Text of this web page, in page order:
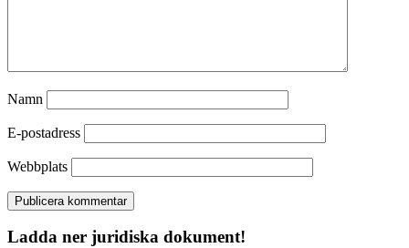
Namn
E-postadress
Webbplats
Ladda ner juridiska dokument!